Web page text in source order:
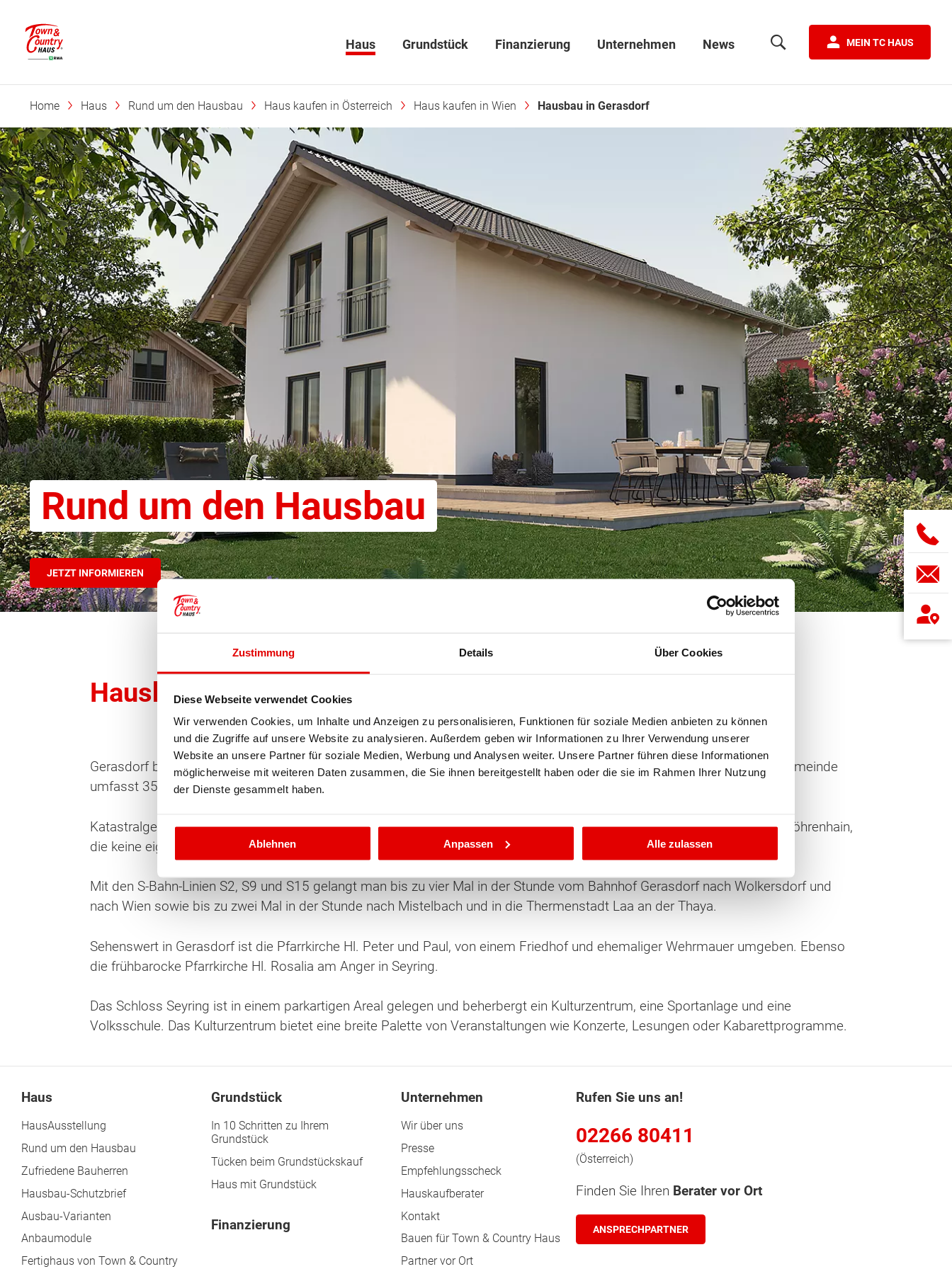
Zustimmung Details Über Cookies
Diese Webseite verwendet Cookies
Wir verwenden Cookies, um Inhalte und Anzeigen zu personalisieren, Funktionen für soziale Medien anbieten zu können
und die Zugriffe auf unsere Website zu analysieren. Außerdem geben wir Informationen zu Ihrer Verwendung unserer
Website an unsere Partner für soziale Medien, Werbung und Analysen weiter. Unsere Partner führen diese Informationen
möglicherweise mit weiteren Daten zusammen, die Sie ihnen bereitgestellt haben oder die sie im Rahmen Ihrer Nutzung
der Dienste gesammelt haben.
Ablehnen Anpassen Alle zulassen
Haus Grundstück Finanzierung Unternehmen News MEIN TC HAUS
Home Haus Rund um den Hausbau Haus kaufen in Österreich Haus kaufen in Wien Hausbau in Gerasdorf
Rund um den Hausbau
JETZT INFORMIEREN
Hausbau in Gerasdorf
Gerasdorf bei Wien liegt im Weinviertel in Niederösterreich an der nördlichen Wiener Stadtgrenze. Die Fläche der Stadtgemeinde
umfasst 35,2 Quadratkilometer. 1,17 Prozent der Fläche sind bewaldet.
Katastralgemeinden sind Gerasdorf, Kapellerfeld und Seyring. Außer diesen gibt es noch die Siedlungen Oberlisse und Föhrenhain,
die keine eigene Katastralgemeinde bilden, sowie das Industriegebiet Seyring an der Brünner Straße.
Mit den S-Bahn-Linien S2, S9 und S15 gelangt man bis zu vier Mal in der Stunde vom Bahnhof Gerasdorf nach Wolkersdorf und
nach Wien sowie bis zu zwei Mal in der Stunde nach Mistelbach und in die Thermenstadt Laa an der Thaya.
Sehenswert in Gerasdorf ist die Pfarrkirche Hl. Peter und Paul, von einem Friedhof und ehemaliger Wehrmauer umgeben. Ebenso
die frühbarocke Pfarrkirche Hl. Rosalia am Anger in Seyring.
Das Schloss Seyring ist in einem parkartigen Areal gelegen und beherbergt ein Kulturzentrum, eine Sportanlage und eine
Volksschule. Das Kulturzentrum bietet eine breite Palette von Veranstaltungen wie Konzerte, Lesungen oder Kabarettprogramme.
Haus
HausAusstellung
Rund um den Hausbau
Zufriedene Bauherren
Hausbau-Schutzbrief
Ausbau-Varianten
Anbaumodule
Fertighaus von Town & Country
Grundstück
In 10 Schritten zu Ihrem
Grundstück
Tücken beim Grundstückskauf
Haus mit Grundstück
Finanzierung
Unternehmen
Wir über uns
Presse
Empfehlungsscheck
Hauskaufberater
Kontakt
Bauen für Town & Country Haus
Partner vor Ort
Rufen Sie uns an!
02266 80411
(Österreich)
Finden Sie Ihren Berater vor Ort
ANSPRECHPARTNER
Wonach möchten Sie suchen?